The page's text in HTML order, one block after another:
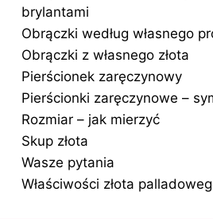
brylantami
Obrączki według własnego
Obrączki z własnego złota
Pierścionek zaręczynowy
Pierścionki zaręczynowe –
Rozmiar – jak mierzyć
Skup złota
Wasze pytania
Właściwości złota